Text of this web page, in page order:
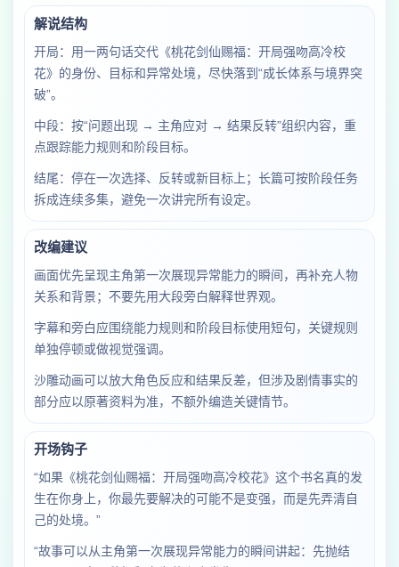
解说结构
开局：用一两句话交代《桃花剑仙赐福：开局强吻高冷校
花》的身份、目标和异常处境，尽快落到“成长体系与境界突
破”。
中段：按“问题出现 → 主角应对 → 结果反转”组织内容，重
点跟踪能力规则和阶段目标。
结尾：停在一次选择、反转或新目标上；长篇可按阶段任务
拆成连续多集，避免一次讲完所有设定。
改编建议
画面优先呈现主角第一次展现异常能力的瞬间，再补充人物
关系和背景；不要先用大段旁白解释世界观。
字幕和旁白应围绕能力规则和阶段目标使用短句，关键规则
单独停顿或做视觉强调。
沙雕动画可以放大角色反应和结果反差，但涉及剧情事实的
部分应以原著资料为准，不额外编造关键情节。
开场钩子
“如果《桃花剑仙赐福：开局强吻高冷校花》这个书名真的发
生在你身上，你最先要解决的可能不是变强，而是先弄清自
己的处境。”
“故事可以从主角第一次展现异常能力的瞬间讲起：先抛结